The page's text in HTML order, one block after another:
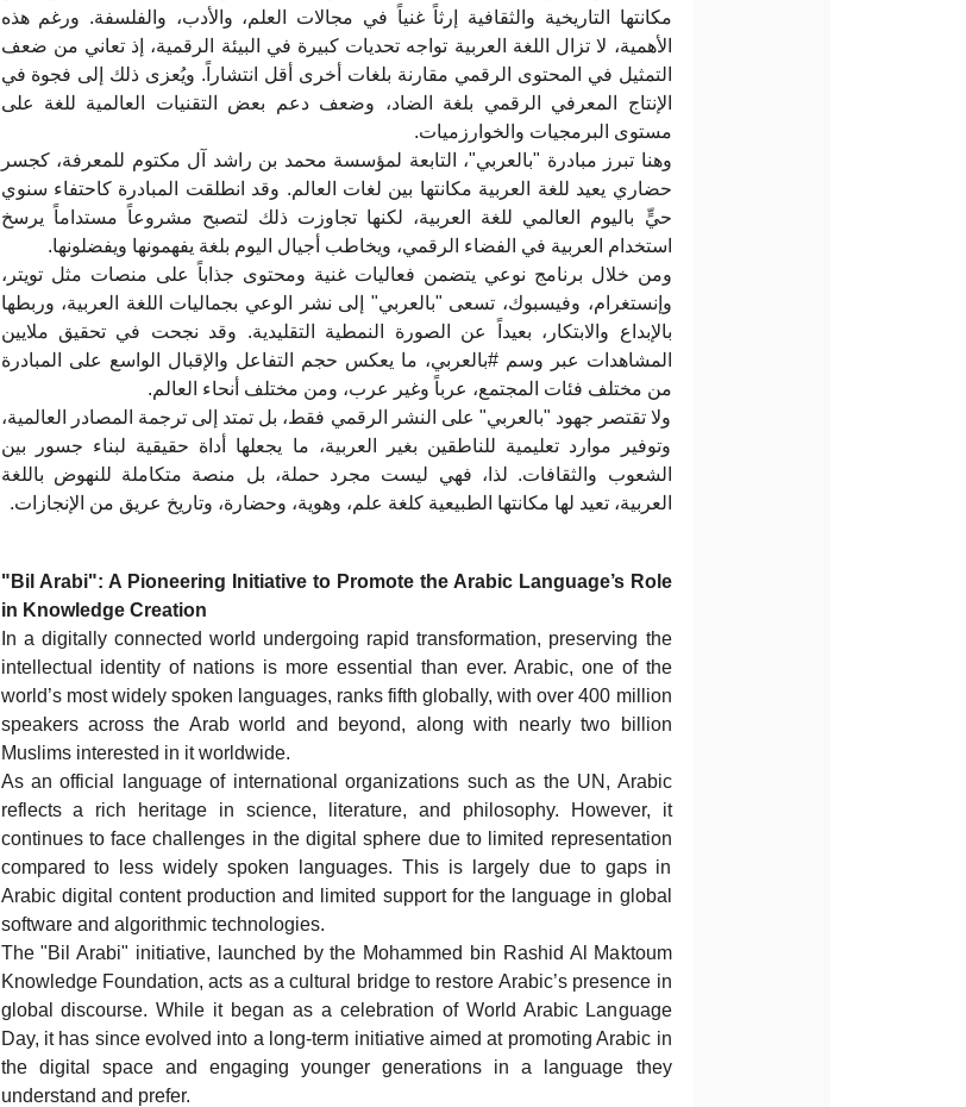
مكانتها التاريخية والثقافية إرثاً غنياً في مجالات العلم، والأدب، والفلسفة. ورغم هذه
الأهمية، لا تزال اللغة العربية تواجه تحديات كبيرة في البيئة الرقمية، إذ تعاني من ضعف
التمثيل في المحتوى الرقمي مقارنة بلغات أخرى أقل انتشاراً. ويُعزى ذلك إلى فجوة في
الإنتاج المعرفي الرقمي بلغة الضاد، وضعف دعم بعض التقنيات العالمية للغة على
مستوى البرمجيات والخوارزميات.
وهنا تبرز مبادرة "بالعربي"، التابعة لمؤسسة محمد بن راشد آل مكتوم للمعرفة، كجسر
حضاري يعيد للغة العربية مكانتها بين لغات العالم. وقد انطلقت المبادرة كاحتفاء سنوي
حيٍّ باليوم العالمي للغة العربية، لكنها تجاوزت ذلك لتصبح مشروعاً مستداماً يرسخ
استخدام العربية في الفضاء الرقمي، ويخاطب أجيال اليوم بلغة يفهمونها ويفضلونها.
ومن خلال برنامج نوعي يتضمن فعاليات غنية ومحتوى جذاباً على منصات مثل تويتر،
وإنستغرام، وفيسبوك، تسعى "بالعربي" إلى نشر الوعي بجماليات اللغة العربية، وربطها
بالإبداع والابتكار، بعيداً عن الصورة النمطية التقليدية. وقد نجحت في تحقيق ملايين
المشاهدات عبر وسم #بالعربي، ما يعكس حجم التفاعل والإقبال الواسع على المبادرة
من مختلف فئات المجتمع، عرباً وغير عرب، ومن مختلف أنحاء العالم.
ولا تقتصر جهود "بالعربي" على النشر الرقمي فقط، بل تمتد إلى ترجمة المصادر العالمية،
وتوفير موارد تعليمية للناطقين بغير العربية، ما يجعلها أداة حقيقية لبناء جسور بين
الشعوب والثقافات. لذا، فهي ليست مجرد حملة، بل منصة متكاملة للنهوض باللغة
العربية، تعيد لها مكانتها الطبيعية كلغة علم، وهوية، وحضارة، وتاريخ عريق من الإنجازات.
"Bil Arabi": A Pioneering Initiative to Promote the Arabic Language’s Role
in Knowledge Creation
In a digitally connected world undergoing rapid transformation, preserving the
intellectual identity of nations is more essential than ever. Arabic, one of the
world’s most widely spoken languages, ranks fifth globally, with over 400 million
speakers across the Arab world and beyond, along with nearly two billion
Muslims interested in it worldwide.
As an official language of international organizations such as the UN, Arabic
reflects a rich heritage in science, literature, and philosophy. However, it
continues to face challenges in the digital sphere due to limited representation
compared to less widely spoken languages. This is largely due to gaps in
Arabic digital content production and limited support for the language in global
software and algorithmic technologies.
The "Bil Arabi" initiative, launched by the Mohammed bin Rashid Al Maktoum
Knowledge Foundation, acts as a cultural bridge to restore Arabic’s presence in
global discourse. While it began as a celebration of World Arabic Language
Day, it has since evolved into a long-term initiative aimed at promoting Arabic in
the digital space and engaging younger generations in a language they
understand and prefer.